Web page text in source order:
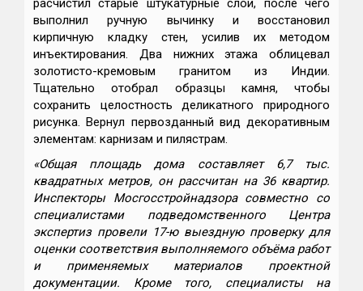
расчистил старые штукатурные слои, после чего
выполнил ручную вычинку и восстановил
кирпичную кладку стен, усилив их методом
инъектирования. Два нижних этажа облицевал
золотисто-кремовым гранитом из Индии.
Тщательно отобрал образцы камня, чтобы
сохранить целостность деликатного природного
рисунка. Вернул первозданный вид декоративным
элементам: карнизам и пилястрам.
«Общая площадь дома составляет 6,7 тыс.
квадратных метров, он рассчитан на 36 квартир.
Инспекторы Мосгосстройнадзора совместно со
специалистами подведомственного Центра
экспертиз провели 17-ю выездную проверку для
оценки соответствия выполняемого объёма работ
и применяемых материалов проектной
документации. Кроме того, специалисты на